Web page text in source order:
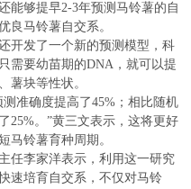
能够提早2-3年预测马铃薯的自
良马铃薯自交系。
发了一个新的预测模型，科
需要幼苗期的DNA，就可以提
薯块等性状。
准确度提高了45%；相比随机
25%。”黄三文表示，这将更好
马铃薯育种周期。
李家洋表示，利用这一研究
速培育自交系，不仅对马铃